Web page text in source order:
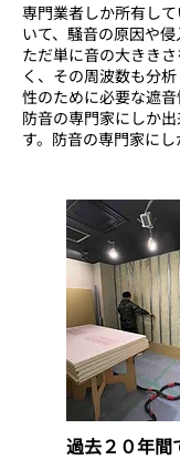
専門業者しか所有し
いて、騒音の原因や侵
ただ単に音の大きき
く、その周波数も分
性のために必要な遮音
防音の専門家にしか
す。防音の専門家に
過去２０年間